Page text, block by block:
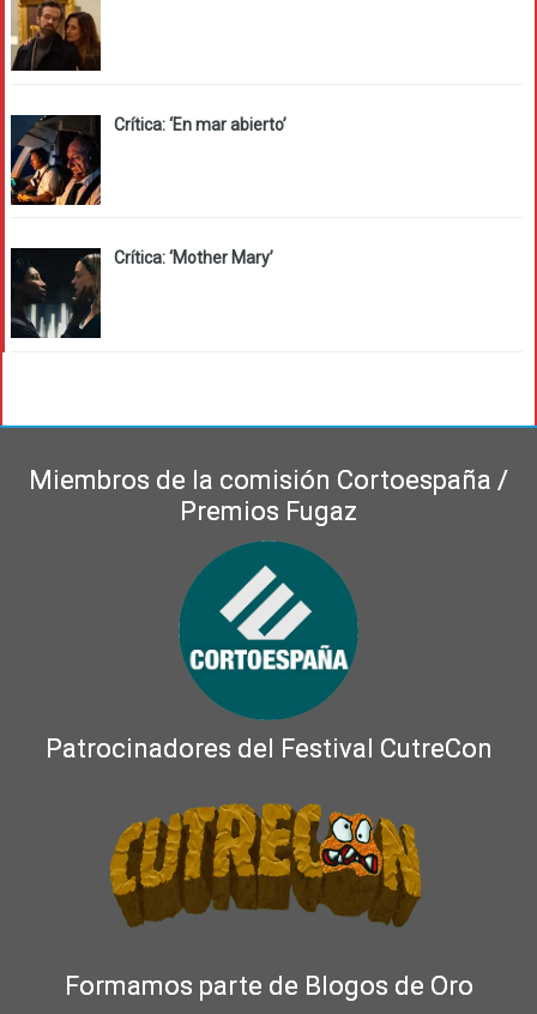
Crítica: ‘En mar abierto’
Crítica: ‘Mother Mary’
Miembros de la comisión Cortoespaña /
Premios Fugaz
Patrocinadores del Festival CutreCon
Formamos parte de Blogos de Oro